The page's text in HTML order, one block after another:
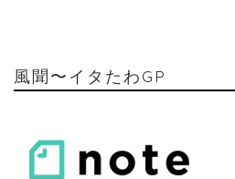
風聞〜イタたわGP